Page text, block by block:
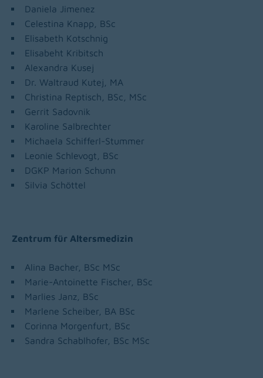
Daniela Jimenez
Celestina Knapp, BSc
Elisabeth Kotschnig
Elisabeht Kribitsch
Alexandra Kusej
Dr. Waltraud Kutej, MA
Christina Reptisch, BSc, MSc
Gerrit Sadovnik
Karoline Salbrechter
Michaela Schifferl-Stummer
Leonie Schlevogt, BSc
DGKP Marion Schunn
Silvia Schöttel
Zentrum für Altersmedizin
Alina Bacher, BSc MSc
Marie-Antoinette Fischer, BSc
Marlies Janz, BSc
Marlene Scheiber, BA BSc
Corinna Morgenfurt, BSc
Sandra Schablhofer, BSc MSc